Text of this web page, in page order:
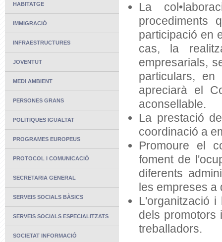
HABITATGE
IMMIGRACIÓ
INFRAESTRUCTURES
JOVENTUT
MEDI AMBIENT
PERSONES GRANS
POLITIQUES IGUALTAT
PROGRAMES EUROPEUS
PROTOCOL I COMUNICACIÓ
SECRETARIA GENERAL
SERVEIS SOCIALS BÀSICS
SERVEIS SOCIALS ESPECIALITZATS
SOCIETAT INFORMACIÓ
La
procediments
participació en
cas, la
empresarials,
particulars,
apreciarà el
aconsellable.
La prestació
coordinació a
Promoure el
foment de
diferents
les empreses a
L'organització
dels promotors
treballadors.